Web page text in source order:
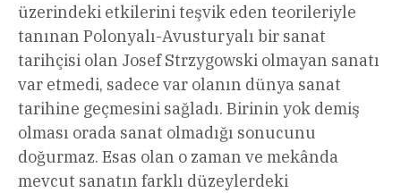
üzerindeki etkilerini teşvik eden teorileriyle
tanınan Polonyalı-Avusturyalı bir sanat
tarihçisi olan Josef Strzygowski olmayan sanatı
var etmedi, sadece var olanın dünya sanat
tarihine geçmesini sağladı. Birinin yok demiş
olması orada sanat olmadığı sonucunu
doğurmaz. Esas olan o zaman ve mekânda
mevcut sanatın farklı düzeylerdeki